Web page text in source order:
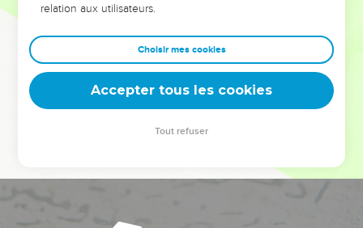
Dans cette conférence, leaders, entrepreneurs, et responsables
clés pour avancer avec plus de sagesse afin que leurs erreurs
deviennent vos tremplins. Que vous guidiez un ministère, une
équipe, un groupe ou une famille, leur expérience est faite
relation aux utilisateurs.
Choisir mes cookies
Accepter tous les cookies
Tout refuser